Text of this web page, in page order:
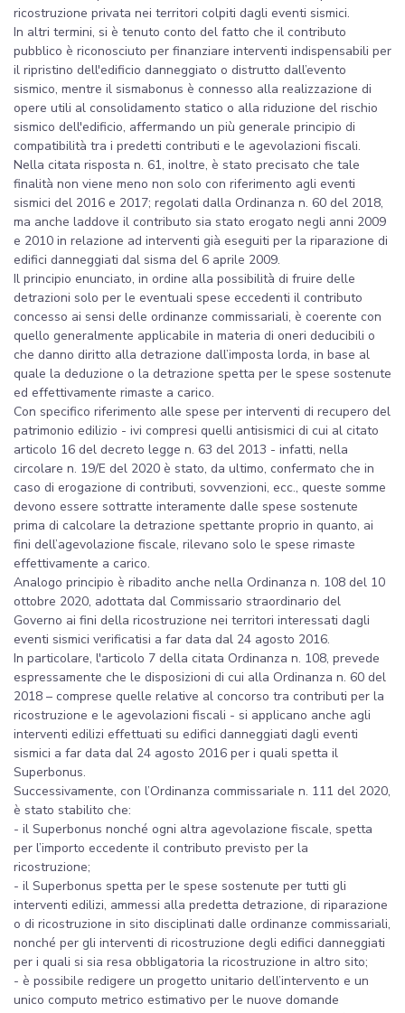
ricostruzione privata nei territori colpiti dagli eventi sismici.
In altri termini, si è tenuto conto del fatto che il contributo
pubblico è riconosciuto per finanziare interventi indispensabili per
il ripristino dell'edificio danneggiato o distrutto dall’evento
sismico, mentre il sismabonus è connesso alla realizzazione di
opere utili al consolidamento statico o alla riduzione del rischio
sismico dell'edificio, affermando un più generale principio di
compatibilità tra i predetti contributi e le agevolazioni fiscali.
Nella citata risposta n. 61, inoltre, è stato precisato che tale
finalità non viene meno non solo con riferimento agli eventi
sismici del 2016 e 2017; regolati dalla Ordinanza n. 60 del 2018,
ma anche laddove il contributo sia stato erogato negli anni 2009
e 2010 in relazione ad interventi già eseguiti per la riparazione di
edifici danneggiati dal sisma del 6 aprile 2009.
Il principio enunciato, in ordine alla possibilità di fruire delle
detrazioni solo per le eventuali spese eccedenti il contributo
concesso ai sensi delle ordinanze commissariali, è coerente con
quello generalmente applicabile in materia di oneri deducibili o
che danno diritto alla detrazione dall’imposta lorda, in base al
quale la deduzione o la detrazione spetta per le spese sostenute
ed effettivamente rimaste a carico.
Con specifico riferimento alle spese per interventi di recupero del
patrimonio edilizio - ivi compresi quelli antisismici di cui al citato
articolo 16 del decreto legge n. 63 del 2013 - infatti, nella
circolare n. 19/E del 2020 è stato, da ultimo, confermato che in
caso di erogazione di contributi, sovvenzioni, ecc., queste somme
devono essere sottratte interamente dalle spese sostenute
prima di calcolare la detrazione spettante proprio in quanto, ai
fini dell’agevolazione fiscale, rilevano solo le spese rimaste
effettivamente a carico.
Analogo principio è ribadito anche nella Ordinanza n. 108 del 10
ottobre 2020, adottata dal Commissario straordinario del
Governo ai fini della ricostruzione nei territori interessati dagli
eventi sismici verificatisi a far data dal 24 agosto 2016.
In particolare, l'articolo 7 della citata Ordinanza n. 108, prevede
espressamente che le disposizioni di cui alla Ordinanza n. 60 del
2018 – comprese quelle relative al concorso tra contributi per la
ricostruzione e le agevolazioni fiscali - si applicano anche agli
interventi edilizi effettuati su edifici danneggiati dagli eventi
sismici a far data dal 24 agosto 2016 per i quali spetta il
Superbonus.
Successivamente, con l’Ordinanza commissariale n. 111 del 2020,
è stato stabilito che:
- il Superbonus nonché ogni altra agevolazione fiscale, spetta
per l’importo eccedente il contributo previsto per la
ricostruzione;
- il Superbonus spetta per le spese sostenute per tutti gli
interventi edilizi, ammessi alla predetta detrazione, di riparazione
o di ricostruzione in sito disciplinati dalle ordinanze commissariali,
nonché per gli interventi di ricostruzione degli edifici danneggiati
per i quali si sia resa obbligatoria la ricostruzione in altro sito;
- è possibile redigere un progetto unitario dell’intervento e un
unico computo metrico estimativo per le nuove domande